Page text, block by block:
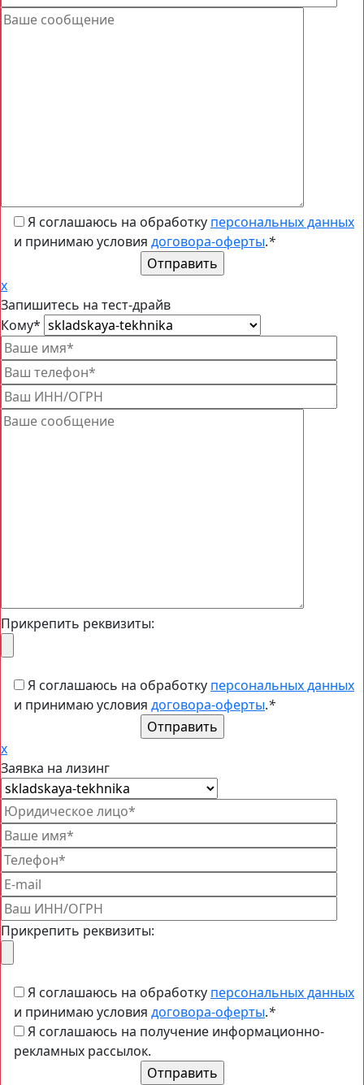
Я соглашаюсь на обработку персональных данных
и принимаю условия договора-оферты.*
x
Запишитесь на тест-драйв
Кому*
Прикрепить реквизиты:
Я соглашаюсь на обработку персональных данных
и принимаю условия договора-оферты.*
x
Заявка на лизинг
Прикрепить реквизиты:
Я соглашаюсь на обработку персональных данных
и принимаю условия договора-оферты.*
Я соглашаюсь на получение информационно-
рекламных рассылок.